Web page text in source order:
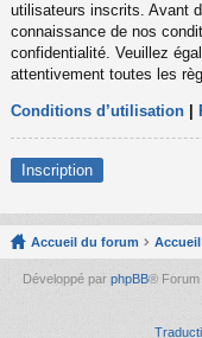
utilisateurs inscrits. Avant
connaissance de nos
confidentialité. Veuillez
attentivement toutes les
Conditions d’utilisation
Inscription
Accueil du forum
Développé par phpBB® Forum